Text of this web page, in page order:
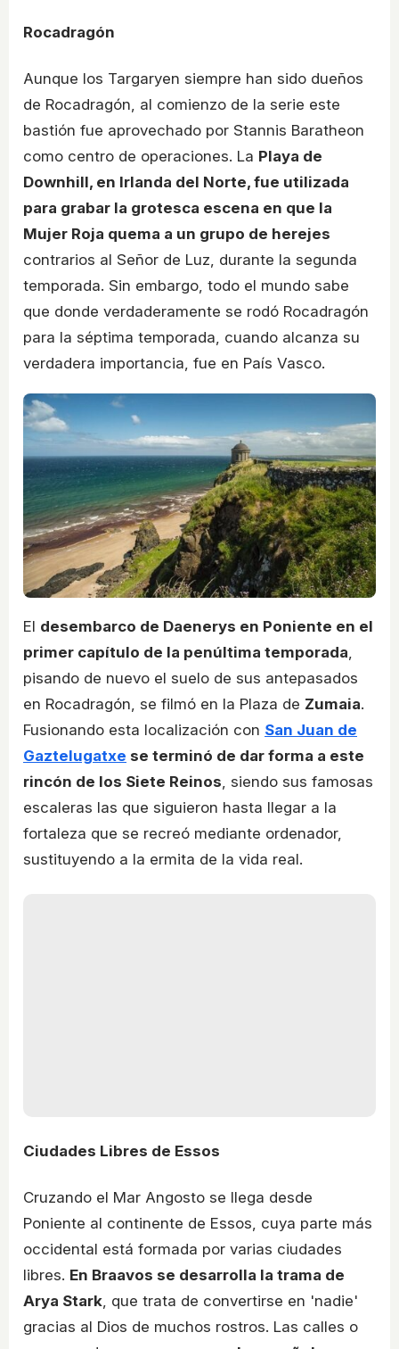
Rocadragón
Aunque los Targaryen siempre han sido dueños
de Rocadragón, al comienzo de la serie este
bastión fue aprovechado por Stannis Baratheon
como centro de operaciones. La Playa de
Downhill, en Irlanda del Norte, fue utilizada
para grabar la grotesca escena en que la
Mujer Roja quema a un grupo de herejes
contrarios al Señor de Luz, durante la segunda
temporada. Sin embargo, todo el mundo sabe
que donde verdaderamente se rodó Rocadragón
para la séptima temporada, cuando alcanza su
verdadera importancia, fue en País Vasco.
El desembarco de Daenerys en Poniente en el
primer capítulo de la penúltima temporada
pisando de nuevo el suelo de sus antepasados
en Rocadragón, se filmó en la Plaza de Zumaia.
Fusionando esta localización con San Juan de
Gaztelugatxe se terminó de dar forma a este
rincón de los Siete Reinos , siendo sus famosas
escaleras las que siguieron hasta llegar a la
fortaleza que se recreó mediante ordenador,
sustituyendo a la ermita de la vida real.
Ciudades Libres de Essos
Cruzando el Mar Angosto se llega desde
Poniente al continente de Essos, cuya parte más
occidental está formada por varias ciudades
libres. En Braavos se desarrolla la trama de
Arya Stark , que trata de convertirse en 'nadie'
gracias al Dios de muchos rostros. Las calles o